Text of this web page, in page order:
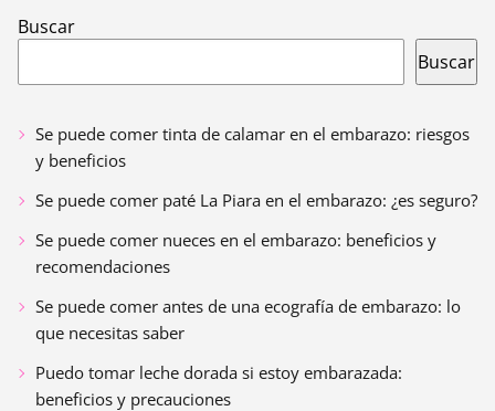
Buscar
Buscar
Se puede comer tinta de calamar en el embarazo: riesgos
y beneficios
Se puede comer paté La Piara en el embarazo: ¿es seguro?
Se puede comer nueces en el embarazo: beneficios y
recomendaciones
Se puede comer antes de una ecografía de embarazo: lo
que necesitas saber
Puedo tomar leche dorada si estoy embarazada:
beneficios y precauciones